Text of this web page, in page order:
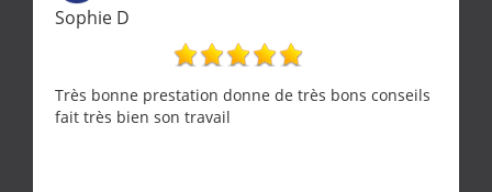
grande propreté, nous gratifiant également de
nombreux conseils concernant d’autres sujets. Un
entrepreneur comme on souhaite en rencontrer.
Encore un grand merci à lui.
Sophie D
Très bonne prestation donne de très bons conseils
fait très bien son travail